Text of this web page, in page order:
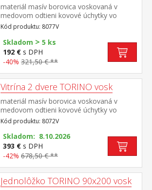
materiál masív borovica voskovaná v
medovom odtieni kovové úchytky vo
farebnom prevedení černená mosadz päť
zásuviek s kovovými pojazdmi
Kód produktu: 8077V
Skladom > 5 ks
192 € s DPH
-40% 321,50 € **
Vitrína 2 dvere TORINO vosk
materiál masív borovica voskovaná v
medovom odtieni kovové úchytky vo
farebnom prevedení černená mosadz dvoje
čiastočne presklené dvere, štyri police
Kód produktu: 8072V
Skladom: 8.10.2026
393 € s DPH
-42% 678,50 € **
Jednolôžko TORINO 90x200 vosk